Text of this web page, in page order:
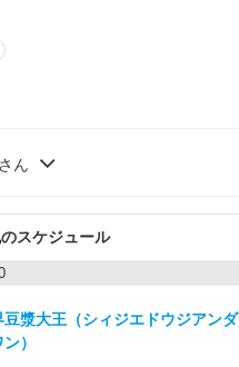
ん
スケジュール
豆漿大王（シィジエドウジアンダ
）